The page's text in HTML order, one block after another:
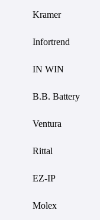
Kramer
Infortrend
IN WIN
B.B. Battery
Ventura
Rittal
EZ-IP
Molex